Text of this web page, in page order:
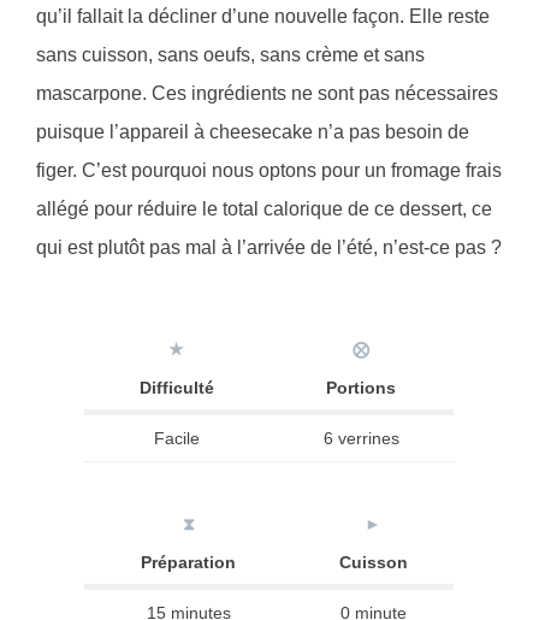
qu’il fallait la décliner d’une nouvelle façon. Elle reste
sans cuisson, sans oeufs, sans crème et sans
mascarpone. Ces ingrédients ne sont pas nécessaires
puisque l’appareil à cheesecake n’a pas besoin de
figer. C’est pourquoi nous optons pour un fromage frais
allégé pour réduire le total calorique de ce dessert, ce
qui est plutôt pas mal à l’arrivée de l’été, n’est-ce pas ?
★
Difficulté
⨂
Portions
Facile 6 verrines
⧗
Préparation
►
Cuisson
15 minutes 0 minute